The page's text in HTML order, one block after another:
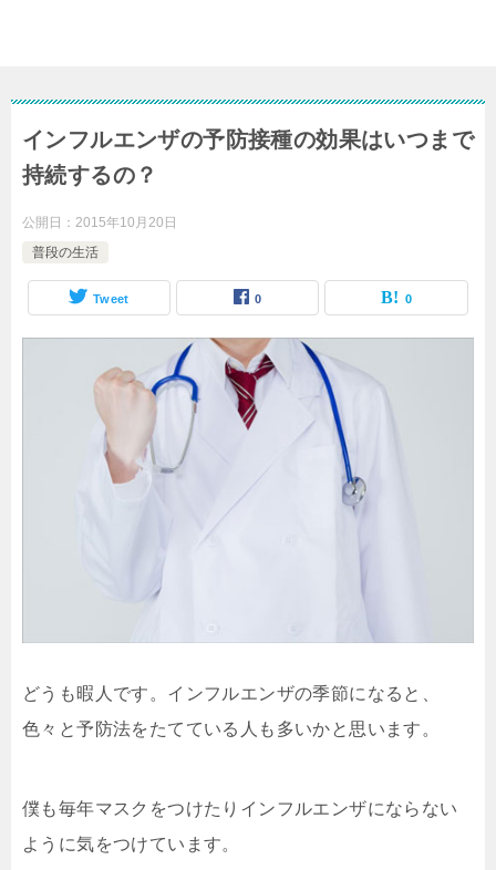
インフルエンザの予防接種の効果はいつまで
持続するの？
公開日： 2015年10月20日
普段の生活
Tweet 0 0
どうも暇人です。インフルエンザの季節になると、
色々と予防法をたてている人も多いかと思います。
僕も毎年マスクをつけたりインフルエンザにならない
ように気をつけています。